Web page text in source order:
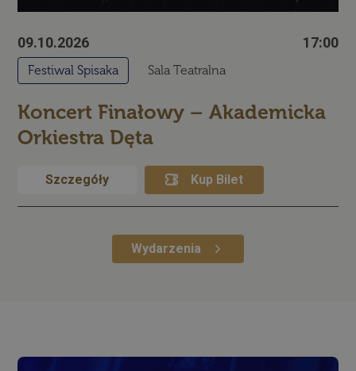
09.10.2026 17:00
Festiwal Spisaka Sala Teatralna
Koncert Finałowy – Akademicka
Orkiestra Dęta
Szczegóły Kup Bilet
Wydarzenia